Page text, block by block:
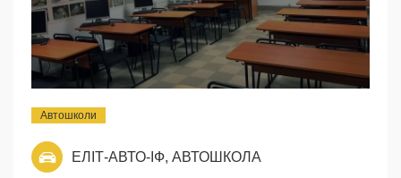
Автошколи
ЕЛІТ-АВТО-ІФ, АВТОШКОЛА